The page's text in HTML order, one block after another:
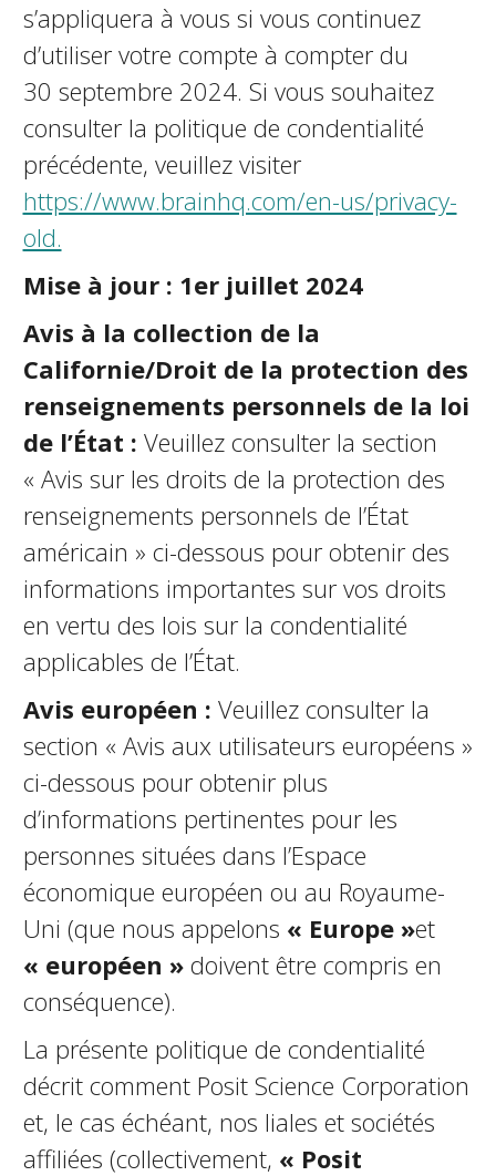
s’appliquera à vous si vous continuez
d’utiliser votre compte à compter du
30 septembre 2024. Si vous souhaitez
consulter la politique de confidentialité
précédente, veuillez visiter
https://www.brainhq.com/en-us/privacy-
old.
Mise à jour : 1er juillet 2024
Avis à la collection de la
Californie/Droit de la protection des
renseignements personnels de la loi
de l’État : Veuillez consulter la section
« Avis sur les droits de la protection des
renseignements personnels de l’État
américain » ci-dessous pour obtenir des
informations importantes sur vos droits
en vertu des lois sur la confidentialité
applicables de l’État.
Avis européen : Veuillez consulter la
section « Avis aux utilisateurs européens »
ci-dessous pour obtenir plus
d’informations pertinentes pour les
personnes situées dans l’Espace
économique européen ou au Royaume-
Uni (que nous appelons « Europe »et
« européen »doivent être compris en
conséquence).
La présente politique de confidentialité
décrit comment Posit Science Corporation
et, le cas échéant, nos filiales et sociétés
affiliées (collectivement, « Posit